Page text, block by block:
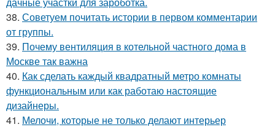
38. Советуем почитать истории в первом комментарии
от группы.
39. Почему вентиляция в котельной частного дома в
Москве так важна
40. Как сделать каждый квадратный метро комнаты
функциональным или как работаю настоящие
дизайнеры.
41. Мелочи, которые не только делают интерьер